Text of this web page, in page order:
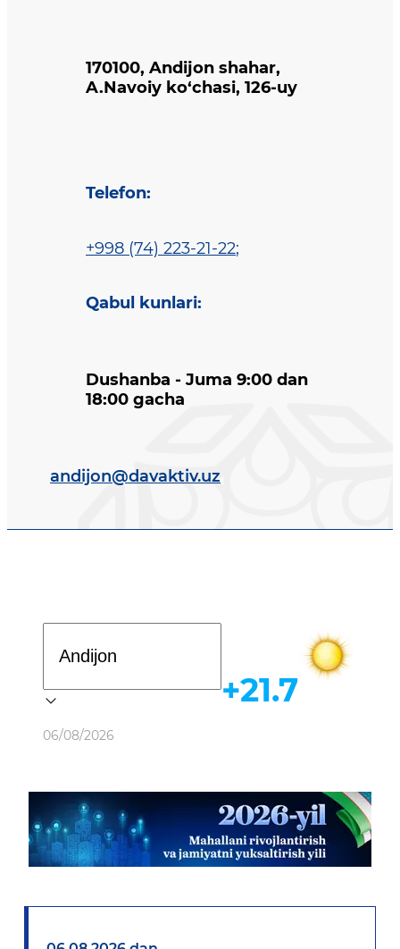
170100, Andijon shahar,
A.Navoiy ko‘chasi, 126-uy
Telefon:
+998 (74) 223-21-22;
Qabul kunlari:
Dushanba - Juma 9:00 dan
18:00 gacha
andijon@davaktiv.uz
Ob-havo
06/08/2026
+21.7